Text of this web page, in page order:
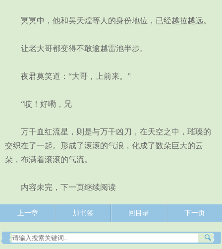
冥冥中，他和吴天煌等人的身份地位，已经越拉越远。
让老大哥都变得不敢逾越雷池半步。
夜君莫笑道：“大哥，上前来。”
“哎！好嘞，兄
万千血红流星，则是与万千凶刀，在天空之中，璀璨的
交织在了一起。形成了滚滚的气浪，化成了数朵巨大的云
朵，布满着滚滚的气流。
内容未完，下一页继续阅读
上一章 加书签 回目录 下一页